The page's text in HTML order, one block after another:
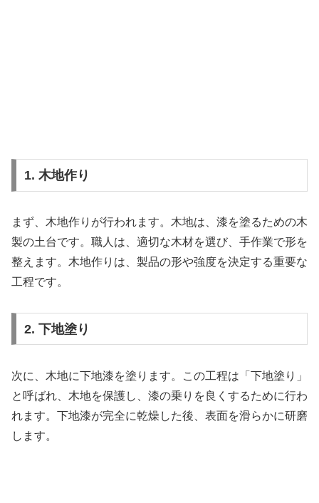
1. 木地作り
まず、木地作りが行われます。木地は、漆を塗るための木
製の土台です。職人は、適切な木材を選び、手作業で形を
整えます。木地作りは、製品の形や強度を決定する重要な
工程です。
2. 下地塗り
次に、木地に下地漆を塗ります。この工程は「下地塗り」
と呼ばれ、木地を保護し、漆の乗りを良くするために行わ
れます。下地漆が完全に乾燥した後、表面を滑らかに研磨
します。